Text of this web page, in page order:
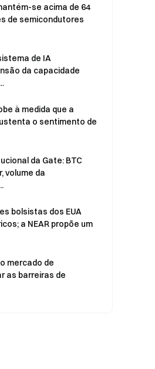
se acima de 64
de semicondutores
de IA
da capacidade
à medida que a
o sentimento de
da Gate: BTC
volume da
bolsistas dos EUA
a NEAR propõe um
mercado de
as barreiras de